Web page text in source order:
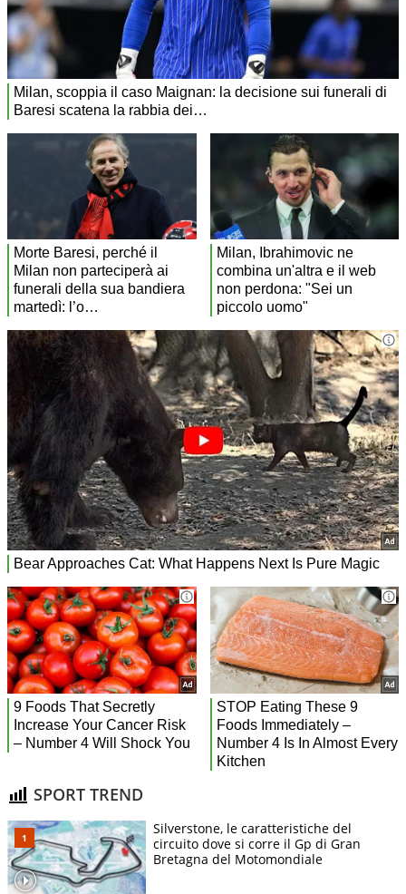
SPORT TREND
Silverstone, le caratteristiche del
circuito dove si corre il Gp di Gran
Bretagna del Motomondiale